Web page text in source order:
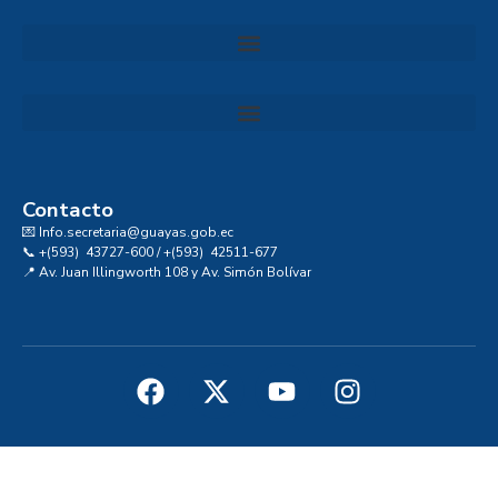
Contacto
💌 Info.secretaria@guayas.gob.ec
📞 +(593) 43727-600 / +(593) 42511-677
📍 Av. Juan Illingworth 108 y Av. Simón Bolívar